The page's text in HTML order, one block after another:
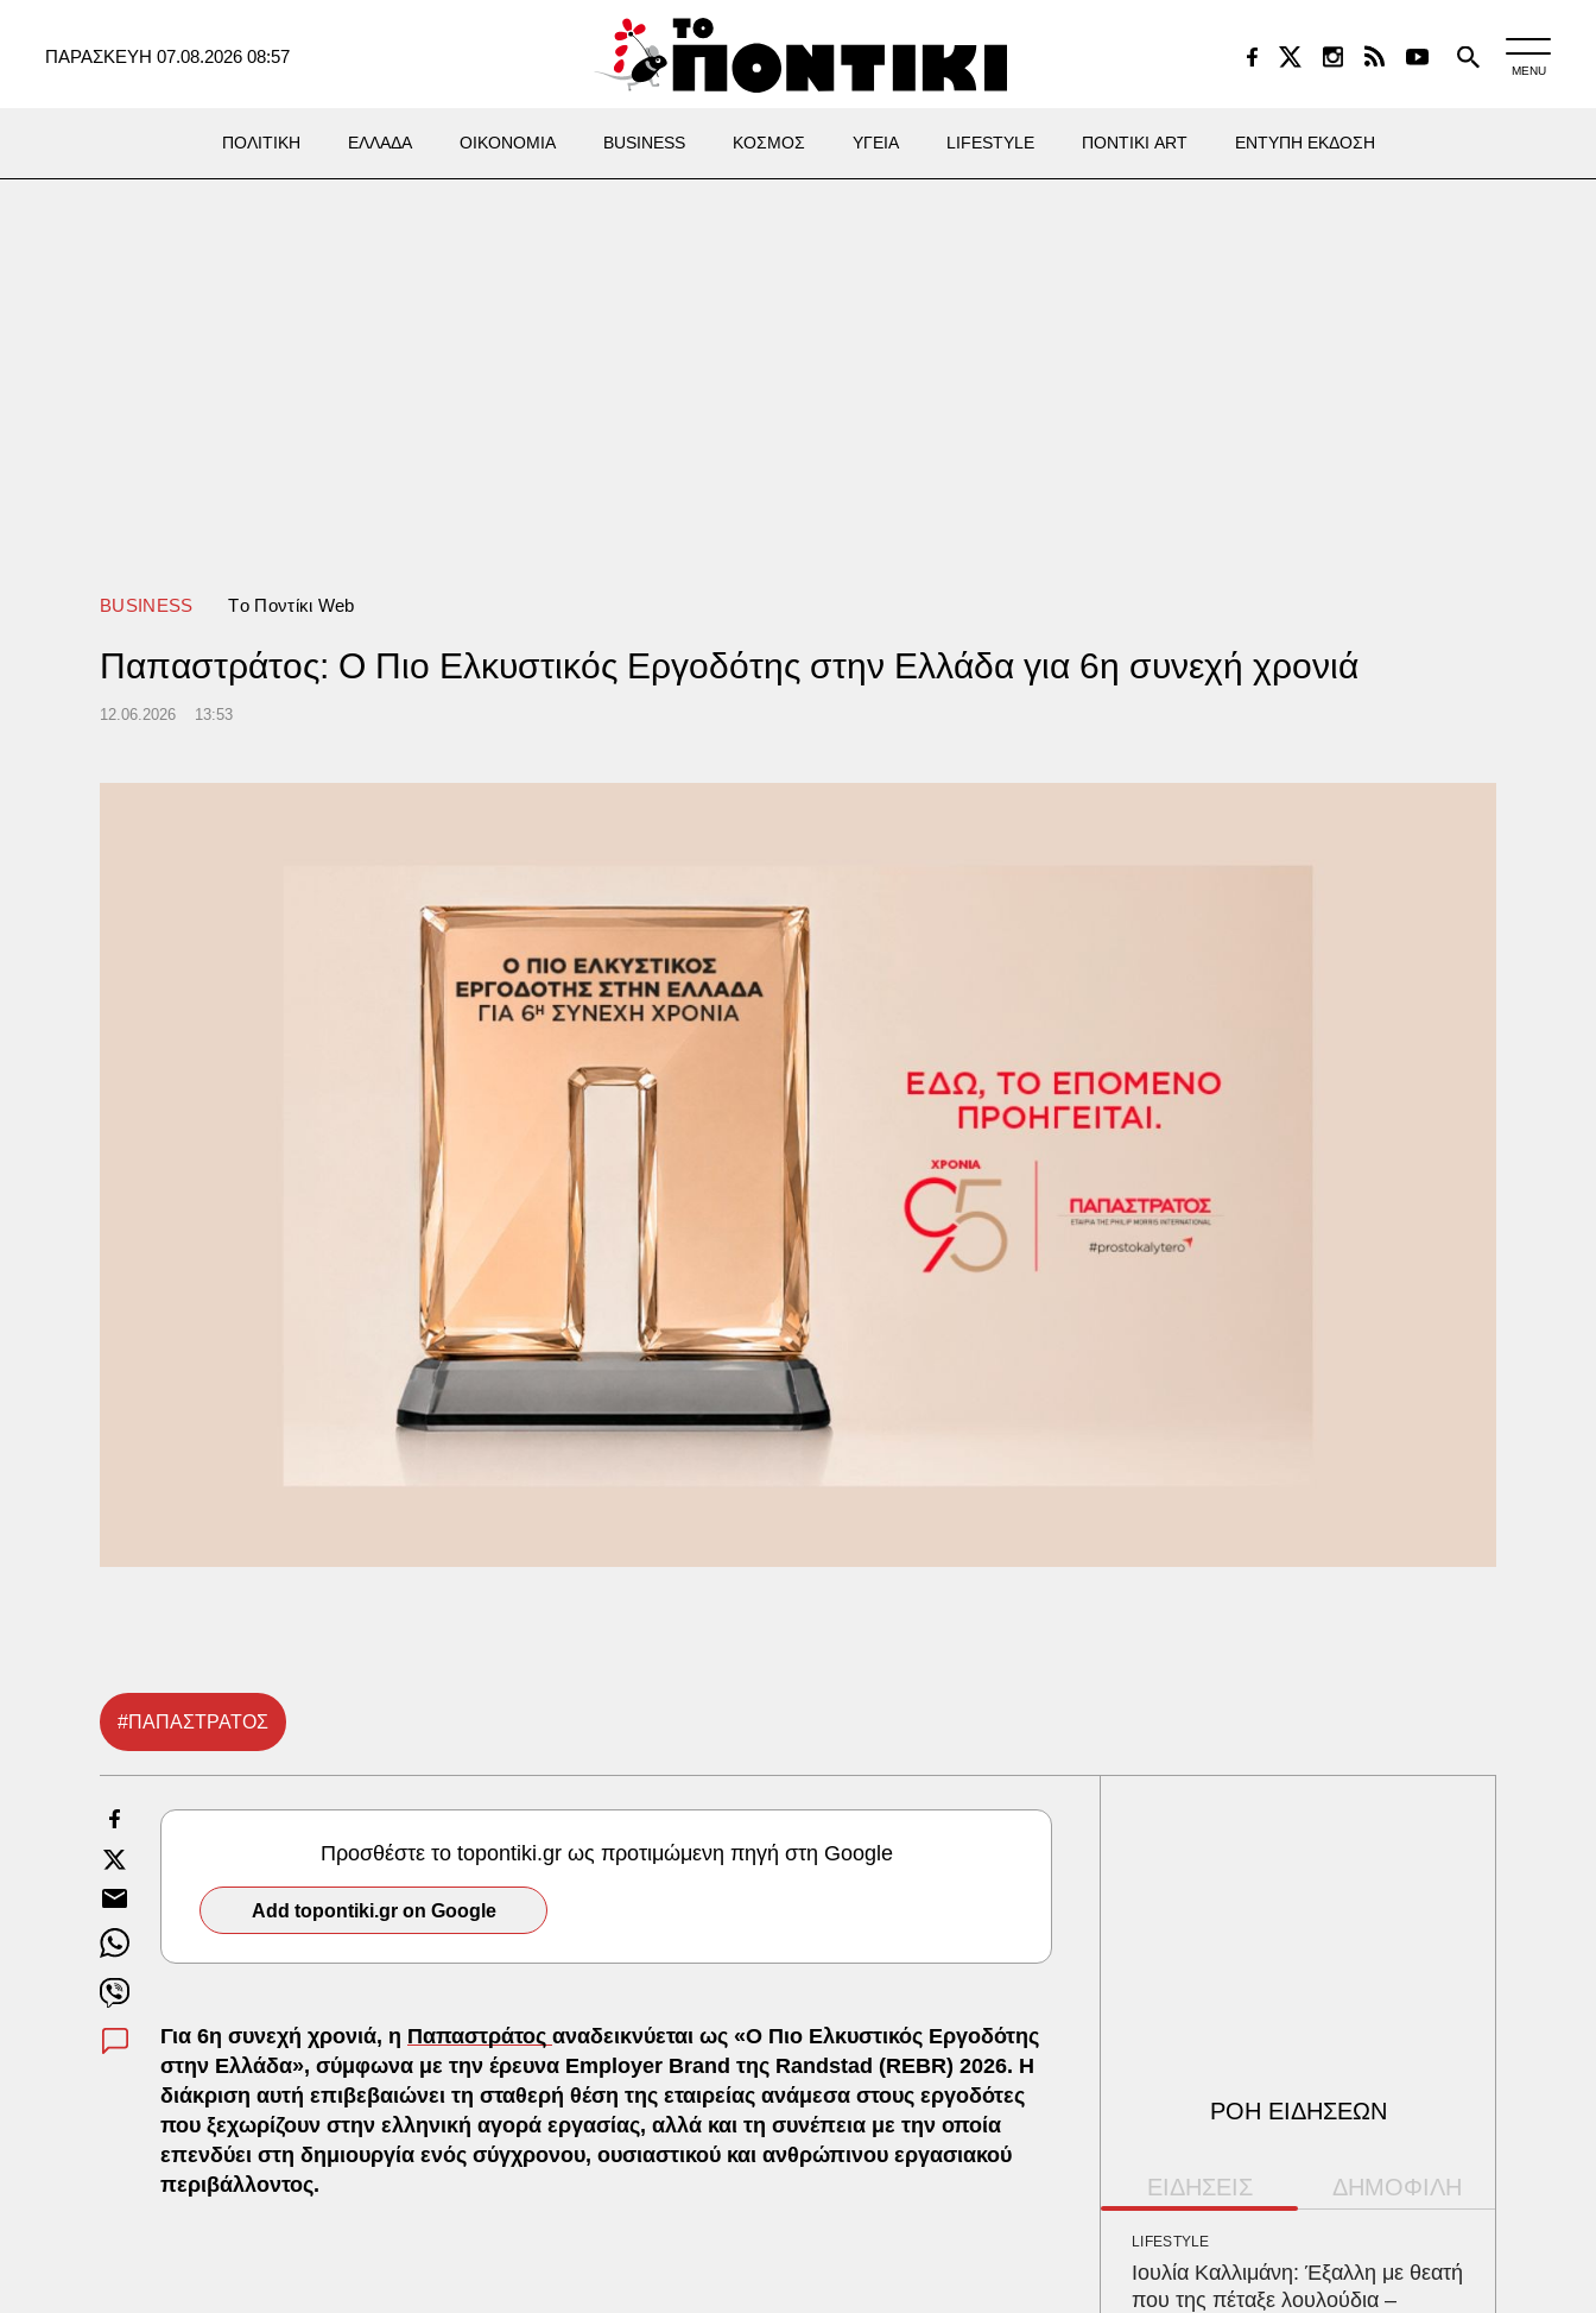
ΠΑΡΑΣΚΕΥΗ 07.08.2026 08:57
MENU
ΠΟΛΙΤΙΚΗ ΕΛΛΑΔΑ ΟΙΚΟΝΟΜΙΑ BUSINESS ΚΟΣΜΟΣ ΥΓΕΙΑ LIFESTYLE ΠΟΝΤΙΚΙ ART ΕΝΤΥΠΗ ΕΚΔΟΣΗ
BUSINESS Tο Ποντίκι Web
Παπαστράτος: Ο Πιο Ελκυστικός Εργοδότης στην Ελλάδα για 6η συνεχή χρονιά
12.06.2026 13:53
#ΠΑΠΑΣΤΡΑΤΟΣ
Προσθέστε το topontiki.gr ως προτιμώμενη πηγή στη Google
Add topontiki.gr on Google
Για 6η συνεχή χρονιά, η Παπαστράτος αναδεικνύεται ως «Ο Πιο Ελκυστικός Εργοδότης
στην Ελλάδα», σύμφωνα με την έρευνα Employer Brand της Randstad (REBR) 2026. Η
διάκριση αυτή επιβεβαιώνει τη σταθερή θέση της εταιρείας ανάμεσα στους εργοδότες
που ξεχωρίζουν στην ελληνική αγορά εργασίας, αλλά και τη συνέπεια με την οποία
επενδύει στη δημιουργία ενός σύγχρονου, ουσιαστικού και ανθρώπινου εργασιακού
περιβάλλοντος.
ΡΟΗ ΕΙΔΗΣΕΩΝ
ΕΙΔΗΣΕΙΣ ΔΗΜΟΦΙΛΗ
LIFESTYLE
Ιουλία Καλλιμάνη: Έξαλλη με θεατή
που της πέταξε λουλούδια –